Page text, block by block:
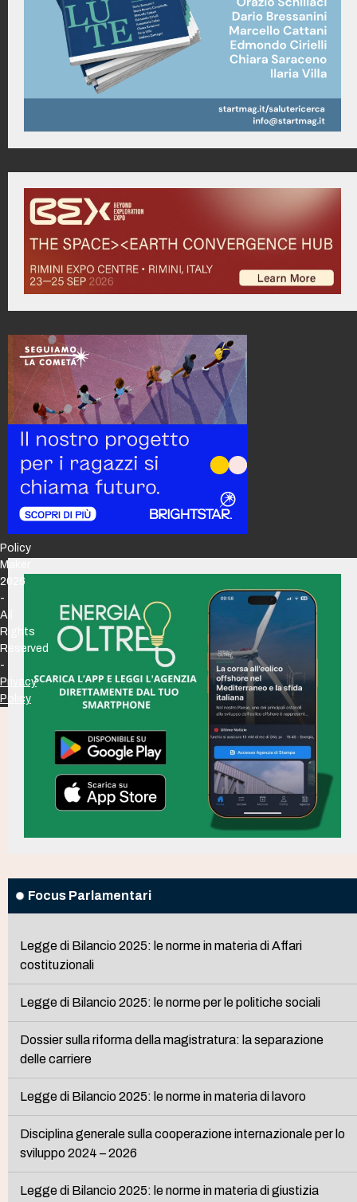
Focus Parlamentari
Legge di Bilancio 2025: le norme in materia di Affari
costituzionali
Legge di Bilancio 2025: le norme per le politiche sociali
Dossier sulla riforma della magistratura: la separazione
delle carriere
Legge di Bilancio 2025: le norme in materia di lavoro
Disciplina generale sulla cooperazione internazionale per lo
sviluppo 2024 – 2026
Legge di Bilancio 2025: le norme in materia di giustizia
Policy
Maker
2026
-
All
Rights
Reserved
-
Privacy
Policy